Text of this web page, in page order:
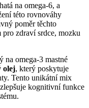
na omega-6, a
této rovnováhy
poměr těchto
pro zdraví srdce, mozku
na omega-3 mastné
olej, který poskytuje
Tento unikátní mix
kognitivní funkce